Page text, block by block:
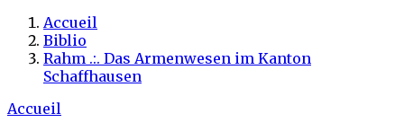
Accueil
Biblio
Rahm .:. Das Armenwesen im Kanton
Schaffhausen
Accueil